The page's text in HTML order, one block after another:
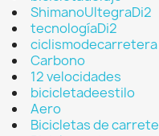
ShimanoUltegraDi2
tecnologíaDi2
ciclismodecarretera
Carbono
12 velocidades
bicicletadeestilo
Aero
Bicicletas de